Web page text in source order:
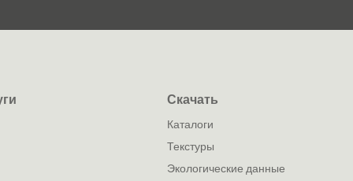
Скачать
каталоги
текстуры
экологические данные